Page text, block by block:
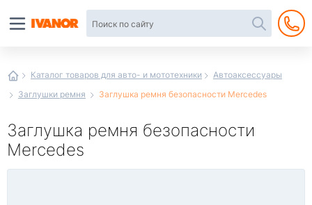
Каталог товаров для авто- и мототехники
Автоаксессуары
Заглушки ремня
Заглушка ремня безопасности Mercedes
Заглушка ремня безопасности
Mercedes
интернет-